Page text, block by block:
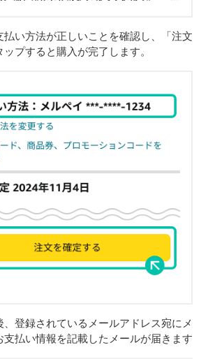
払い方法が正しいことを確認し、「注文
ップすると購入が完了します。
登録されているメールアドレス宛にメ
支払い情報を記載したメールが届きます